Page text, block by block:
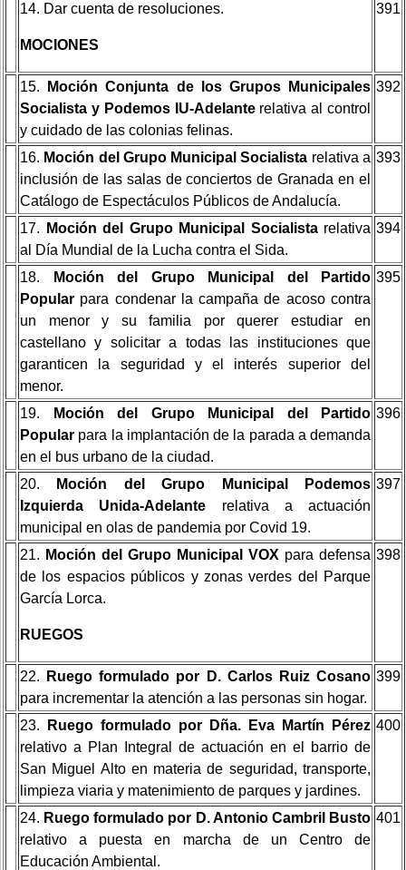
14. Dar cuenta de resoluciones.
MOCIONES
391
15.
Moción Conjunta de los Grupos Municipales
Socialista y Podemos IU-Adelante relativa al control
y cuidado de las colonias felinas.
392
16. Moción del Grupo Municipal Socialista relativa a
inclusión de las salas de conciertos de Granada en el
Catálogo de Espectáculos Públicos de Andalucía.
393
17. Moción del Grupo Municipal Socialistarelativa
al Día Mundial de la Lucha contra el Sida.
394
18.
Moción del Grupo Municipal del Partido
Popular para condenar la campaña de acoso contra
un menor y su familia por querer estudiar en
castellano y solicitar a todas las instituciones que
garanticen la seguridad y el interés superior del
menor.
395
19.
Moción del Grupo Municipal del Partido
Popular para la implantación de la parada a demanda
en el bus urbano de la ciudad.
396
20.
Moción del Grupo Municipal Podemos
Izquierda Unida-Adelante relativa a actuación
municipal en olas de pandemia por Covid 19.
397
21. Moción del Grupo Municipal VOX para defensa
de los espacios públicos y zonas verdes del Parque
García Lorca.
RUEGOS
398
22.
Ruego formulado por D. Carlos Ruiz Cosano
para incrementar la atención a las personas sin hogar.
399
23.
Ruego formulado por Dña. Eva Martín Pérez
relativo a Plan Integral de actuación en el barrio de
San Miguel Alto en materia de seguridad, transporte,
limpieza viaria y matenimiento de parques y jardines.
400
24. Ruego formulado por D. Antonio Cambril Busto
relativo a puesta en marcha de un Centro de
Educación Ambiental.
401